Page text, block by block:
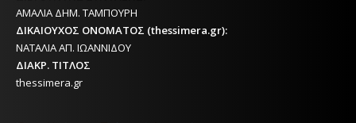
ΑΜΑΛΙΑ ΔΗΜ. ΤΑΜΠΟΥΡΗ
ΔΙΚΑΙΟΥΧΟΣ ΟΝΟΜΑΤΟΣ (thessimera.gr):
ΝΑΤΑΛΙΑ ΑΠ. ΙΩΑΝΝΙΔΟΥ
ΔΙΑΚΡ. ΤΙΤΛΟΣ
thessimera.gr